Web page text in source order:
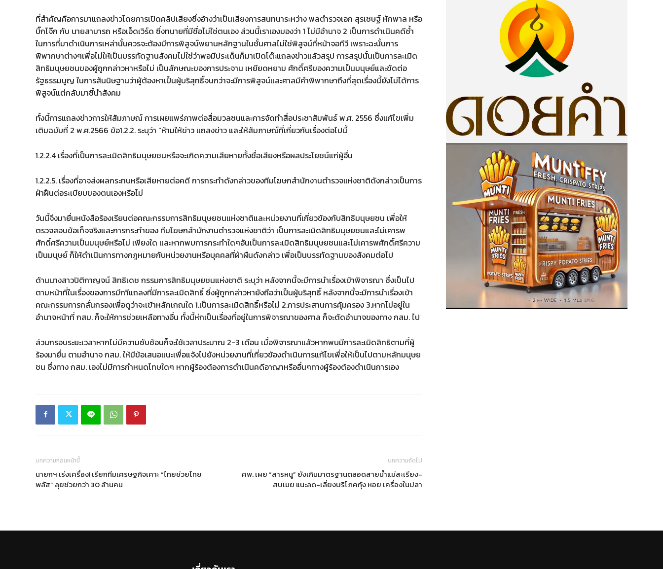
ที่สำคัญคือการมาแถลงข่าวโดยการเปิดคลิปเสียงซึ่งอ้างว่าเป็นเสียงการสนทนาระหว่าง พลตำรวจเอก สุรเชษฐ์ หักพาล หรือ
บิ๊กโจ๊ก กับ นายสามารถ หรือเอ็ดเวิร์ด ซึ่งทนายที่มีชื่อไม่ใช่ตนเอง ส่วนนี้เราเองมองว่า 1 ไม่มีอำนาจ 2 เป็นการดำเนินคดีซ้ำ
ในการที่มาดำเนินการเหล่านั้นควรจะต้องมีการพิสูจน์พยานหลักฐานในชั้นศาลไม่ใช่พิสูจน์ที่หน้าจอทีวี เพราะฉะนั้นการ
พิพากษาต่างๆเพื่อไม่ให้เป็นบรรทัดฐานสังคมไม่ใช่ว่าพอมีประเด็นก็มาเปิดโต๊ะแถลงข่าวแล้วสรุป การสรุปนั้นเป็นการละเมิด
สิทธิมนุษยชนของผู้ถูกกล่าวหาหรือไม่ เป็นลักษณะของการประจาน เหยียดหยาม ศักดิ์ศรีของความเป็นมนุษย์และขัดต่อ
รัฐธรรมนูญ ในการสันนิษฐานว่าผู้ต้องหาเป็นผู้บริสุทธิ์จนกว่าจะมีการพิสูจน์และศาลมีคำพิพากษาถึงที่สุดเรื่องนี้ยังไม่ได้การ
พิสูจน์แต่กลับมาชี้นำสังคม
ทั้งนี้การแถลงข่าวการให้สัมภาษณ์ การเผยแพร่ภาพต่อสื่อมวลชนและการจัดทำสื่อประชาสัมพันธ์ พ.ศ. 2556 ซึ่งแก้ไขเพิ่ม
เติมฉบับที่ 2 พ.ศ.2566 ข้อ1.2.2. ระบุว่า “ห้ามให้ข่าว แถลงข่าว และให้สัมภาษณ์ที่เกี่ยวกับเรื่องต่อไปนี้
1.2.2.4 เรื่องที่เป็นการละเมิดสิทธิมนุษยชนหรือจะเกิดความเสียหายทั้งชื่อเสียงหรือผลประโยชน์แก่ผู้อื่น
1.2.2.5. เรื่องที่อาจส่งผลกระทบหรือเสียหายต่อคดี การกระทำดังกล่าวของทีมโฆษกสำนักงานตำรวจแห่งชาติดังกล่าวเป็นการ
ฝ่าฝืนต่อระเบียบของตนเองหรือไม่
วันนี้จึงมายื่นหนังสือร้องเรียนต่อคณะกรรมการสิทธิมนุษยชนแห่งชาติและหน่วยงานที่เกี่ยวข้องกับสิทธิมนุษยชน เพื่อให้
ตรวจสอบข้อเท็จจริงและการกระทำของ ทีมโฆษกสำนักงานตำรวจแห่งชาติว่า เป็นการละเมิดสิทธิมนุษยชนและไม่เคารพ
ศักดิ์ศรีความเป็นมนุษย์หรือไม่ เพียงใด และหากพบการกระทำใดๆอันเป็นการละเมิดสิทธิมนุษยชนและไม่เคารพศักดิ์ศรีความ
เป็นมนุษย์ ก็ให้ดำเนินการทางกฎหมายกับหน่วยงานหรือบุคคลที่ฝ่าผืนดังกล่าว เพื่อเป็นบรรทัดฐานของสังคมต่อไป
ด้านนางสาวปิติกาญจน์ สิทธิเดช กรรมการสิทธิมนุษยชนแห่งชาติ ระบุว่า หลังจากนี้จะมีการนำเรื่องเข้าพิจารณา ซึ่งเป็นไป
ตามหน้าที่ในเรื่องของการมีกาีแถลงที่มีการละเมิดสิทธิ์ ซึ่งผู้ถูกกล่าวหายังถือว่าเป็นผู้บริสุทธิ์ หลังจากนี้จะมีการนำเรื่องเข้า
คณะกรรมการกลั่นกรองเพื่อดูว่าจะเข้าหลักเกณใด 1.เป็นการละเมิดสิทธิ์หรือไม่ 2.การประสานการคุ้มครอง 3.หากไม่อยู่ใน
อำนาจหน้าที่ กสม. ก็จะให้การช่วยเหลือทางอื่น ทั้งนี้ห่กเป็นเรื่องที่อยู่ในการพิจารณาของศาล ก็จะตัดอำนาจของทาง กสม. ไป
ส่วนกรอบระยะเวลาหากไม่มีความซับซ้อนก็จะใช้เวลาประมาณ 2-3 เดือน เมื่อพิจารณาแล้วหากพบมีการละเมิดสิทธิตามที่ผู้
ร้องมายื่น ตามอำนาจ กสม. ให้มีข้อเสนอแนะเพื่อแจ้งไปยังหน่วยงานที่เกี่ยวข้องดำเนินการแก้ไขเพื่อให้เป็นไปตามหลักมนุษย
ชน ซึ่งทาง กสม. เองไม่มีการกำหนดโทษใดๆ หากผู้ร้องต้องการดำเนินคดีอาญาหรืออื่นๆทางผู้ร้องต้องดำเนินการเอง
บทความก่อนหน้านี้
นายกฯ เร่งเครื่อง! เรียกทีมเศรษฐกิจเคาะ “ไทยช่วยไทย
พลัส” ลุยช่วยกว่า 30 ล้านคน
บทความถัดไป
คพ. เผย “สารหนู” ยังเกินมาตรฐานตลอดสายน้ำแม่สะเรียง-
สบเมย แนะลด-เลี่ยงบริโภคกุ้ง หอย เครื่องในปลา